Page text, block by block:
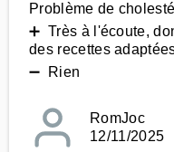
Problème de
➕ Très à l'écoute,
des recettes
➖ Rien
RomJoc
12/11/2025